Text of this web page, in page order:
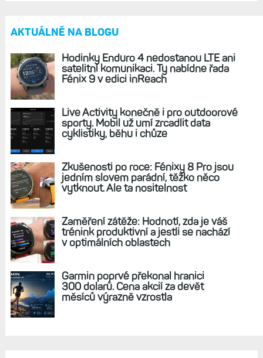
Garmin s uvedením nijak nespěchá, letos se
jich ale dočkáme